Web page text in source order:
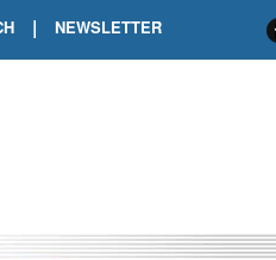
MERLETTE INCORONA CARAPAZ
| NEWSLETTER